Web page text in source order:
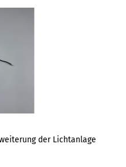
der Lichtanlage